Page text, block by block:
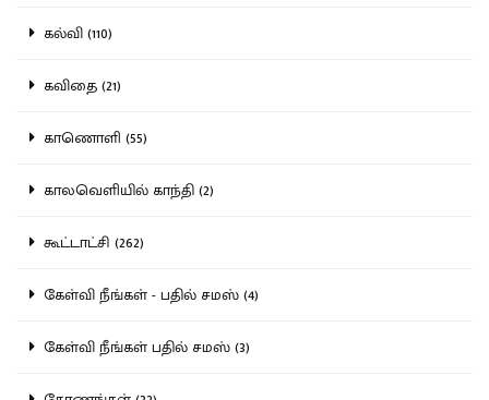
கல்வி (110)
கவிதை (21)
காணொளி (55)
காலவெளியில் காந்தி (2)
கூட்டாட்சி (262)
கேள்வி நீங்கள் - பதில் சமஸ் (4)
கேள்வி நீங்கள் பதில் சமஸ் (3)